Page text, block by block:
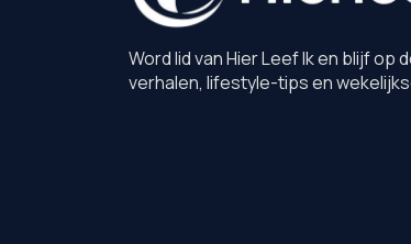
Word lid van Hier Leef Ik en blijf op
verhalen, lifestyle-tips en